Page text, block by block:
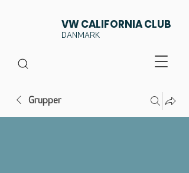
VW CALIFORNIA CLUB
DANMARK
Grupper